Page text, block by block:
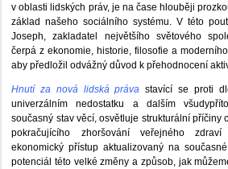
v oblasti lidských práv, je na čase hlouběji
základ našeho sociálního systému. V této
Joseph, zakladatel největšího světového
čerpá z ekonomie, historie, filosofie a
aby předložil odvážný důvod k přehodnocení
Hnutí za nová lidská práva stavící se proti
univerzálním nedostatku a dalším
současný stav věcí, osvětluje strukturální příčiny
pokračujícího zhoršování veřejného
ekonomický přístup aktualizovaný na
potenciál této velké změny a způsob, jak